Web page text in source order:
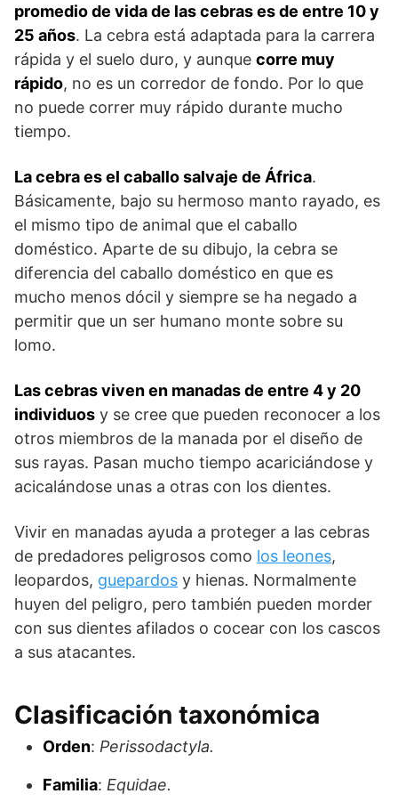
promedio de vida de las cebras es de entre 10 y
25 años. La cebra está adaptada para la carrera
rápida y el suelo duro, y aunque corre muy
rápido, no es un corredor de fondo. Por lo que
no puede correr muy rápido durante mucho
tiempo.
La cebra es el caballo salvaje de África.
Básicamente, bajo su hermoso manto rayado, es
el mismo tipo de animal que el caballo
doméstico. Aparte de su dibujo, la cebra se
diferencia del ca­ballo doméstico en que es
mucho menos dó­cil y siempre se ha negado a
permitir que un ser humano mon­te sobre su
lomo.
Las cebras viven en manadas de entre 4 y 20
individuos y se cree que pueden reconocer a los
otros miembros de la manada por el diseño de
sus rayas. Pasan mucho tiempo acariciándose y
acicalándose unas a otras con los dientes.
Vivir en manadas ayuda a proteger a las cebras
de predadores peligrosos como los leones,
leopardos, guepardos y hienas. Normalmente
huyen del peligro, pero también pueden morder
con sus dientes afilados o cocear con los cascos
a sus atacantes.
Clasificación taxonómica
Orden: Perissodactyla.
Familia: Equidae.